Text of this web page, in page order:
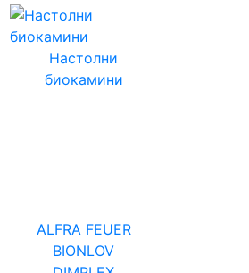
Настолни
биокамини
ALFRA FEUER
BIONLOV